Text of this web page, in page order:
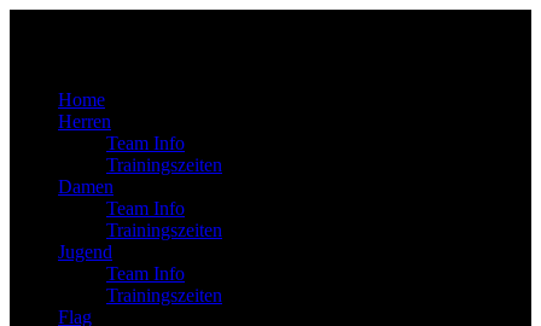
Home
Herren
Team Info
Trainingszeiten
Damen
Team Info
Trainingszeiten
Jugend
Team Info
Trainingszeiten
Flag